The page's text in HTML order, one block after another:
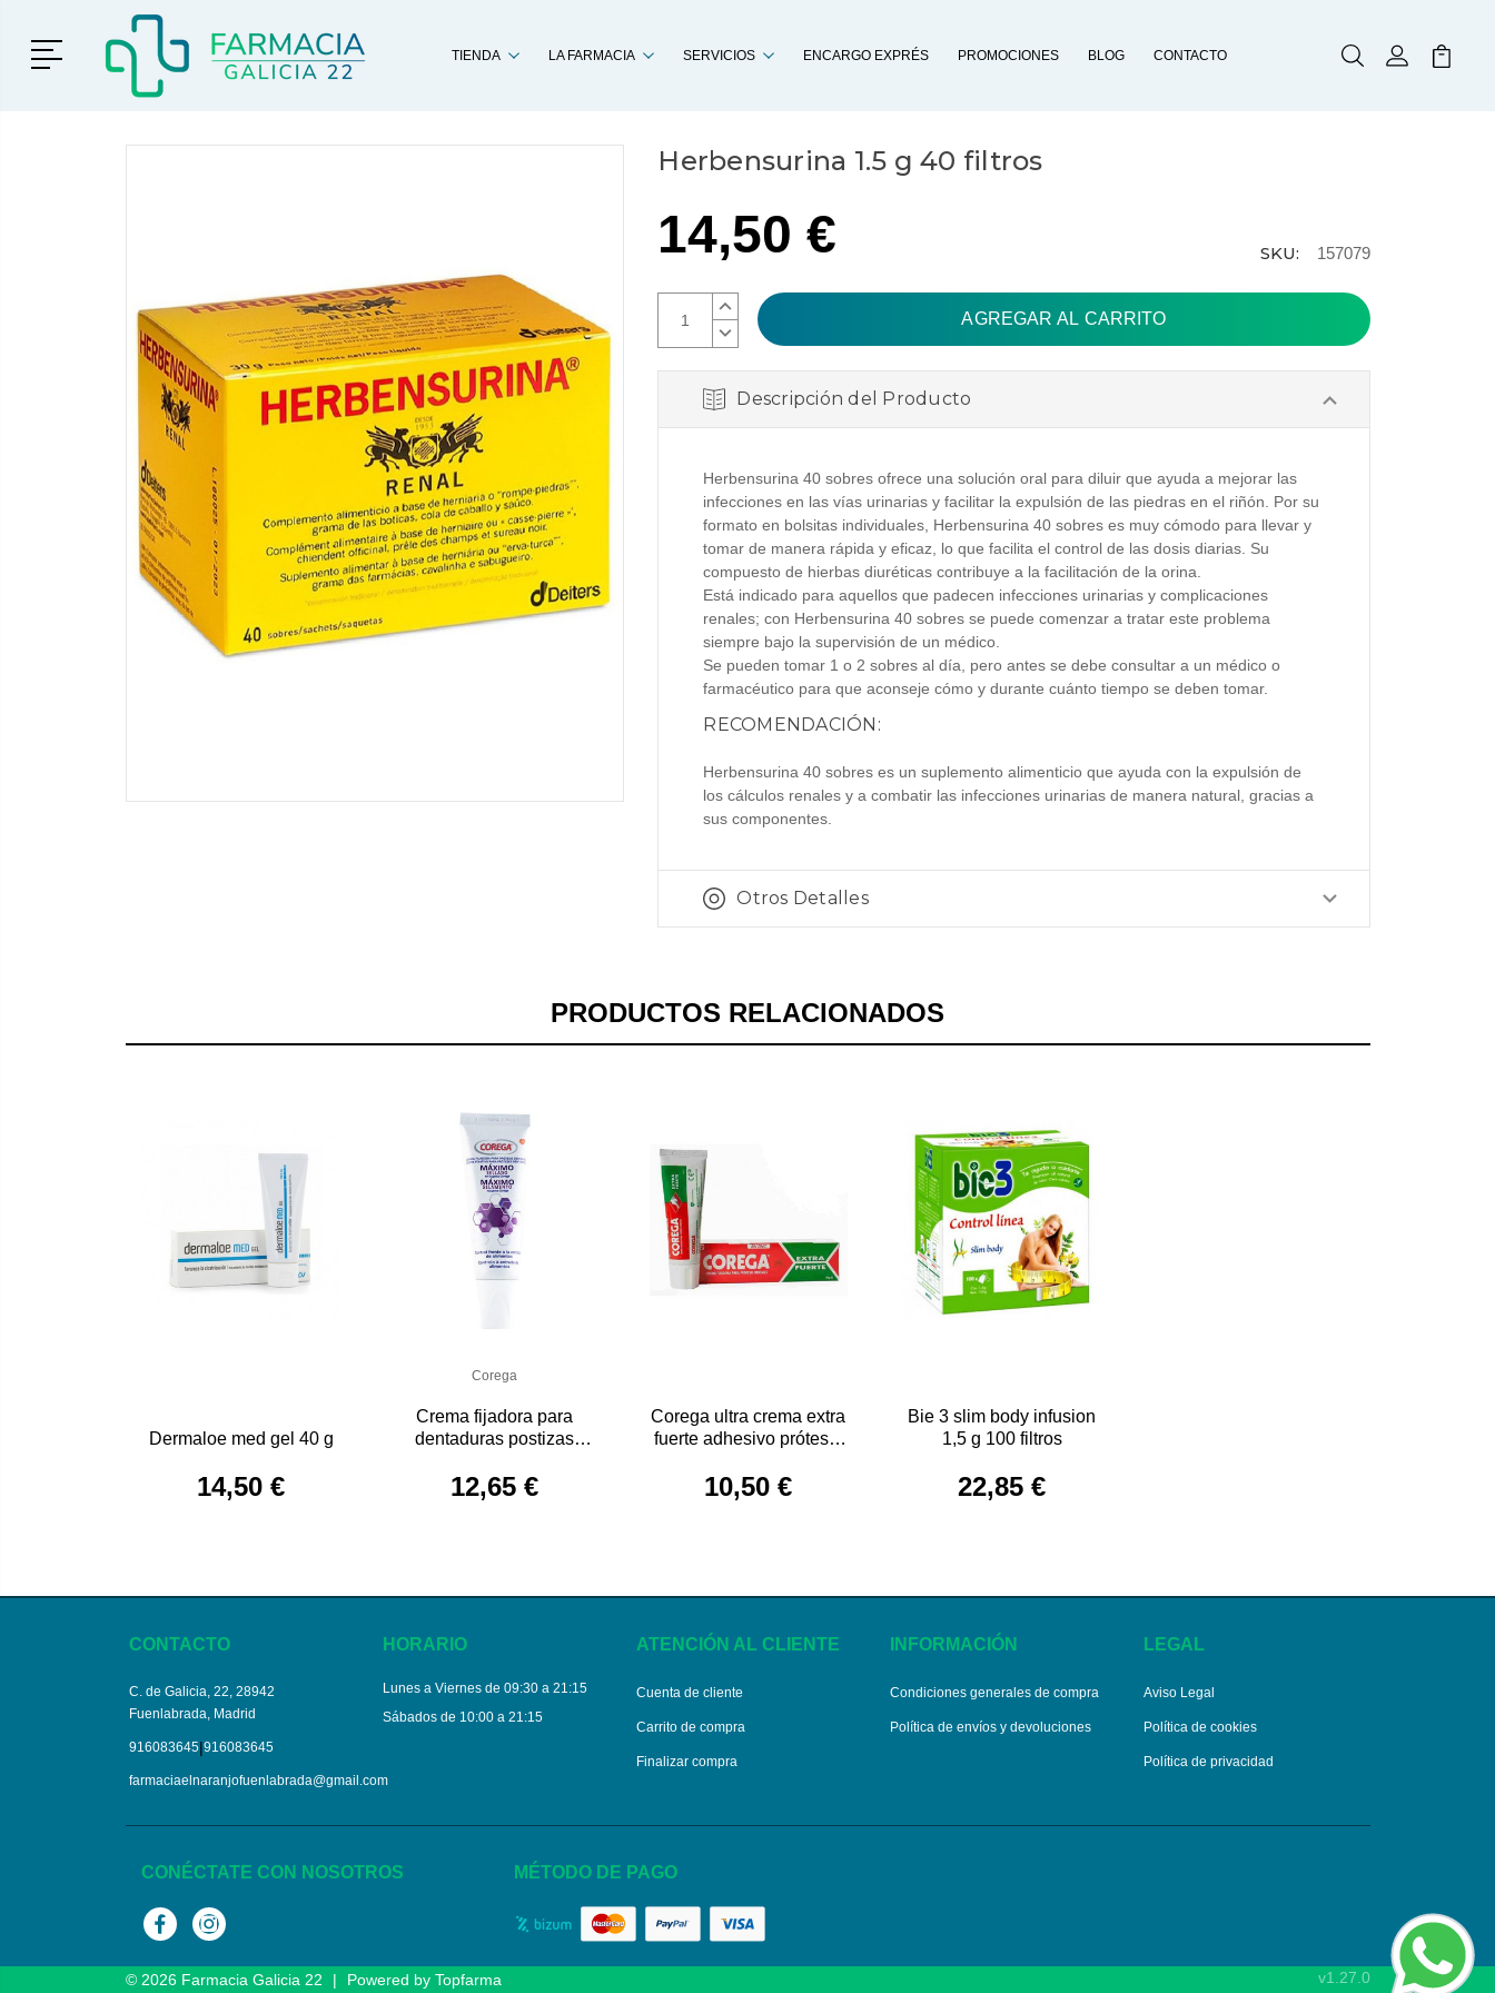
Menú TIENDA LA FARMACIA SERVICIOS ENCARGO EXPRÉS PROMOCIONES BLOG CONTACTO BuscarMi Cuenta
Mi
Herbensurina 1.5 g 40 filtros
14,50 €
AUMENTAR
CANTIDAD:
DISMINUIR
CANTIDAD:
SKU: 157079
Descripción del Producto
Herbensurina 40 sobres ofrece una solución oral para diluir que ayuda a mejorar las
infecciones en las vías urinarias y facilitar la expulsión de las piedras en el riñón. Por su
formato en bolsitas individuales, Herbensurina 40 sobres es muy cómodo para llevar y
tomar de manera rápida y eficaz, lo que facilita el control de las dosis diarias. Su
compuesto de hierbas diuréticas contribuye a la facilitación de la orina.
Está indicado para aquellos que padecen infecciones urinarias y complicaciones
renales; con Herbensurina 40 sobres se puede comenzar a tratar este problema
siempre bajo la supervisión de un médico.
Se pueden tomar 1 o 2 sobres al día, pero antes se debe consultar a un médico o
farmacéutico para que aconseje cómo y durante cuánto tiempo se deben tomar.
RECOMENDACIÓN:
Herbensurina 40 sobres es un suplemento alimenticio que ayuda con la expulsión de
los cálculos renales y a combatir las infecciones urinarias de manera natural, gracias a
sus componentes.
Otros Detalles
PRODUCTOS RELACIONADOS
Dermaloe med gel 40 g
14,50 €
Corega
Crema fijadora para
dentaduras postizas
corega
12,65 €
Corega ultra crema extra
fuerte adhesivo prótesis
10,50 €
Bie 3 slim body infusion
1,5 g 100 filtros
22,85 €
CONTACTO
C. de Galicia, 22, 28942
Fuenlabrada, Madrid
916083645|916083645
farmaciaelnaranjofuenlabrada@gmail.com
HORARIO
Lunes a Viernes de 09:30 a 21:15
Sábados de 10:00 a 21:15
ATENCIÓN AL CLIENTE
Cuenta de cliente
Carrito de compra
Finalizar compra
INFORMACIÓN
Condiciones generales de compra
Política de envíos y devoluciones
LEGAL
Aviso Legal
Política de cookies
Política de privacidad
CONÉCTATE CON NOSOTROS
FacebookInstagram
MÉTODO DE PAGO
© 2026 Farmacia Galicia 22 | Powered by Topfarma v1.27.0